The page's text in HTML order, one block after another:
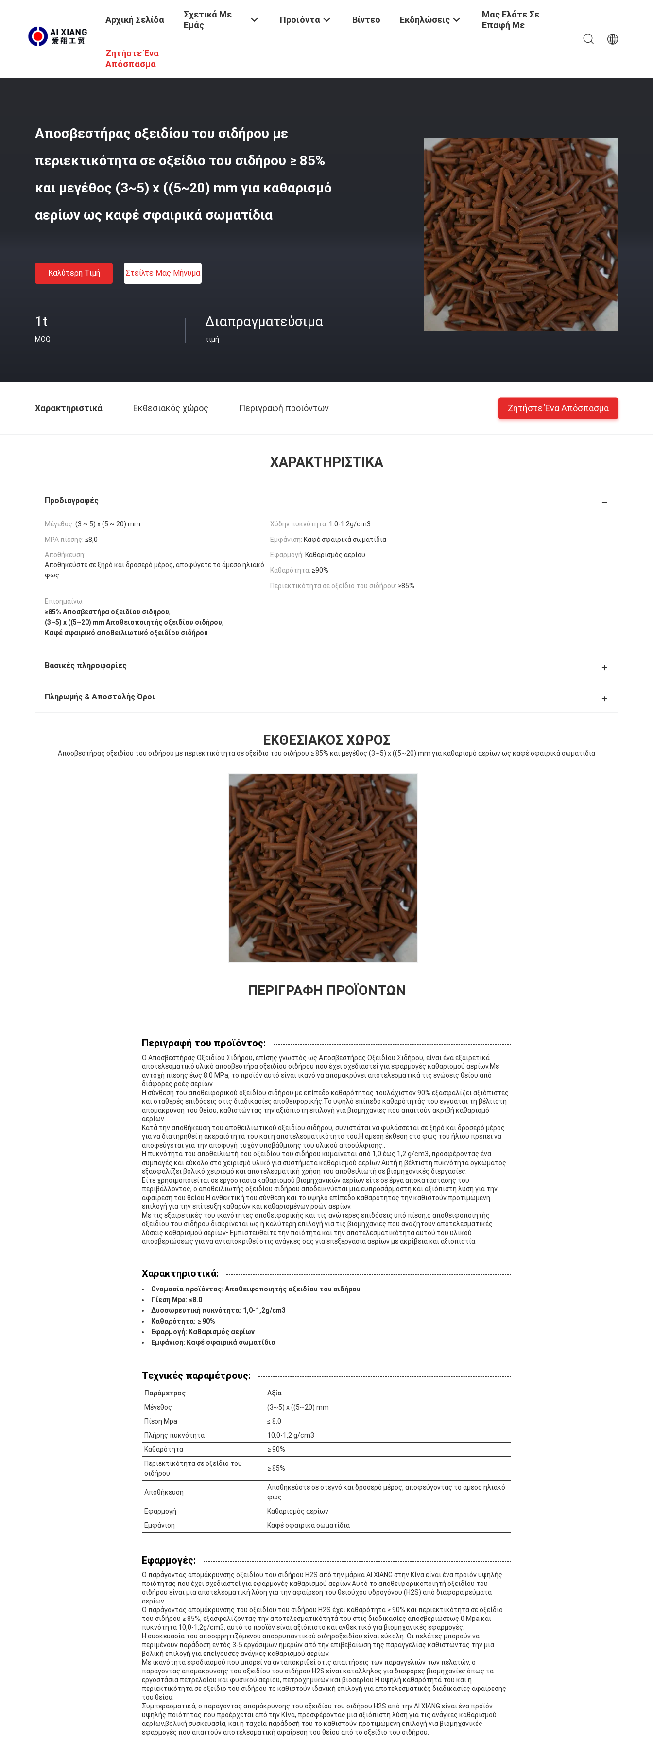
Αρχική Σελίδα
Σχετικά Με
Εμάς
Προϊόντα Βίντεο Εκδηλώσεις
Μας Ελάτε Σε
Επαφή Με
Ζητήστε Ένα
Απόσπασμα
Προϊόντα / Οξείδιο Desulfurizer Σιδήρου
Για Καθαρισμό Αερίων Ως Καφέ Σφαιρικά Σωματίδια
Αποσβεστήρας οξειδίου του σιδήρου με
περιεκτικότητα σε οξείδιο του σιδήρου ≥ 85%
και μεγέθος (3~5) x ((5~20) mm για καθαρισμό
αερίων ως καφέ σφαιρικά σωματίδια
Καλύτερη Τιμή Στείλτε Μας Μήνυμα
1t
MOQ
Διαπραγματεύσιμα
τιμή
Χαρακτηριστικά Εκθεσιακός χώρος Περιγραφή προϊόντων Ζητήστε Ένα Απόσπασμα
ΧΑΡΑΚΤΗΡΙΣΤΙΚΆ
Προδιαγραφές
Μέγεθος: (3 ~ 5) x (5 ~ 20) mm Χύδην πυκνότητα: 1.0-1.2g/cm3
MPA πίεσης: ≤8,0 Εμφάνιση: Καφέ σφαιρικά σωματίδια
Αποθήκευση:
Αποθηκεύστε σε ξηρό και δροσερό μέρος, αποφύγετε το άμεσο ηλιακό
φως
Εφαρμογή: Καθαρισμός αερίου
Καθαρότητα: ≥90%
Περιεκτικότητα σε οξείδιο του σιδήρου: ≥85%
Επισημαίνω:
≥85% Αποσβεστήρα οξειδίου σιδήρου,
(3~5) x ((5~20) mm Αποθειοποιητής οξειδίου σιδήρου,
Καφέ σφαιρικό αποθειλιωτικό οξειδίου σιδήρου
Βασικές πληροφορίες
Πληρωμής & Αποστολής Όροι
ΕΚΘΕΣΙΑΚΌΣ ΧΏΡΟΣ
Αποσβεστήρας οξειδίου του σιδήρου με περιεκτικότητα σε οξείδιο του σιδήρου ≥ 85% και μεγέθος (3~5) x ((5~20) mm για καθαρισμό αερίων ως καφέ σφαιρικά σωματίδια
ΠΕΡΙΓΡΑΦΉ ΠΡΟΪΌΝΤΩΝ
Περιγραφή του προϊόντος:
Ο Αποσβεστήρας Οξειδίου Σιδήρου, επίσης γνωστός ως Αποσβεστήρας Οξειδίου Σιδήρου, είναι ένα εξαιρετικά
αποτελεσματικό υλικό αποσβεστήρα οξειδίου σιδήρου που έχει σχεδιαστεί για εφαρμογές καθαρισμού αερίων.Με
αντοχή πίεσης έως 8.0 MPa, το προϊόν αυτό είναι ικανό να απομακρύνει αποτελεσματικά τις ενώσεις θείου από
διάφορες ροές αερίων.
Η σύνθεση του αποθειφορικού οξειδίου σιδήρου με επίπεδο καθαρότητας τουλάχιστον 90% εξασφαλίζει αξιόπιστες
και σταθερές επιδόσεις στις διαδικασίες αποθειφορικής.Το υψηλό επίπεδο καθαρότητάς του εγγυάται τη βέλτιστη
απομάκρυνση του θείου, καθιστώντας την αξιόπιστη επιλογή για βιομηχανίες που απαιτούν ακριβή καθαρισμό
αερίων.
Κατά την αποθήκευση του αποθειλιωτικού οξειδίου σιδήρου, συνιστάται να φυλάσσεται σε ξηρό και δροσερό μέρος
για να διατηρηθεί η ακεραιότητά του και η αποτελεσματικότητά του.Η άμεση έκθεση στο φως του ήλιου πρέπει να
αποφεύγεται για την αποφυγή τυχόν υποβάθμισης του υλικού αποσύλφισης..
Η πυκνότητα του αποθειλιωτή του οξειδίου του σιδήρου κυμαίνεται από 1,0 έως 1,2 g/cm3, προσφέροντας ένα
συμπαγές και εύκολο στο χειρισμό υλικό για συστήματα καθαρισμού αερίων.Αυτή η βέλτιστη πυκνότητα ογκώματος
εξασφαλίζει βολικό χειρισμό και αποτελεσματική χρήση του αποθειλιωτή σε βιομηχανικές διεργασίες.
Είτε χρησιμοποιείται σε εργοστάσια καθαρισμού βιομηχανικών αερίων είτε σε έργα αποκατάστασης του
περιβάλλοντος, ο αποθειλιωτής οξειδίου σιδήρου αποδεικνύεται μια ευπροσάρμοστη και αξιόπιστη λύση για την
αφαίρεση του θείου.Η ανθεκτική του σύνθεση και το υψηλό επίπεδο καθαρότητας την καθιστούν προτιμώμενη
επιλογή για την επίτευξη καθαρών και καθαρισμένων ροών αερίων.
Με τις εξαιρετικές του ικανότητες αποθειφορικής και τις ανώτερες επιδόσεις υπό πίεση,ο αποθειφοποιητής
οξειδίου του σιδήρου διακρίνεται ως η καλύτερη επιλογή για τις βιομηχανίες που αναζητούν αποτελεσματικές
λύσεις καθαρισμού αερίων• Εμπιστευθείτε την ποιότητα και την αποτελεσματικότητα αυτού του υλικού
αποσβεριώσεως για να ανταποκριθεί στις ανάγκες σας για επεξεργασία αερίων με ακρίβεια και αξιοπιστία.
Χαρακτηριστικά:
Ονομασία προϊόντος: Αποθειφοποιητής οξειδίου του σιδήρου
Πίεση Mpa: ≤8.0
Δυσσωρευτική πυκνότητα: 1,0-1,2g/cm3
Καθαρότητα: ≥ 90%
Εφαρμογή: Καθαρισμός αερίων
Εμφάνιση: Καφέ σφαιρικά σωματίδια
Τεχνικές παραμέτρους:
Παράμετρος
Αξία
Μέγεθος
(3~5) x ((5~20) mm
Πίεση Mpa
≤ 8.0
Πλήρης πυκνότητα
10,0-1,2 g/cm3
Καθαρότητα
≥ 90%
Περιεκτικότητα σε οξείδιο του
σιδήρου
≥ 85%
Αποθήκευση
Αποθηκεύστε σε στεγνό και δροσερό μέρος, αποφεύγοντας το άμεσο ηλιακό
φως
Εφαρμογή
Καθαρισμός αερίων
Εμφάνιση
Καφέ σφαιρικά σωματίδια
Εφαρμογές:
Ο παράγοντας απομάκρυνσης οξειδίου του σιδήρου H2S από την μάρκα AI XIANG στην Κίνα είναι ένα προϊόν υψηλής
ποιότητας που έχει σχεδιαστεί για εφαρμογές καθαρισμού αερίων.Αυτό το αποθειφορικοποιητή οξειδίου του
σιδήρου είναι μια αποτελεσματική λύση για την αφαίρεση του θειούχου υδρογόνου (H2S) από διάφορα ρεύματα
αερίων.
Ο παράγοντας απομάκρυνσης του οξειδίου του σιδήρου H2S έχει καθαρότητα ≥ 90% και περιεκτικότητα σε οξείδιο
του σιδήρου ≥ 85%, εξασφαλίζοντας την αποτελεσματικότητά του στις διαδικασίες αποσβεριώσεως.0 Mpa και
πυκνότητα 10,0-1,2g/cm3, αυτό το προϊόν είναι αξιόπιστο και ανθεκτικό για βιομηχανικές εφαρμογές.
Η συσκευασία του αποσφρητιζόμενου απορρυπαντικού σιδηροξειδίου είναι εύκολη. Οι πελάτες μπορούν να
περιμένουν παράδοση εντός 3-5 εργάσιμων ημερών από την επιβεβαίωση της παραγγελίας.καθιστώντας την μια
βολική επιλογή για επείγουσες ανάγκες καθαρισμού αερίων.
Με ικανότητα εφοδιασμού που μπορεί να ανταποκριθεί στις απαιτήσεις των παραγγελιών των πελατών, ο
παράγοντας απομάκρυνσης του οξειδίου του σιδήρου H2S είναι κατάλληλος για διάφορες βιομηχανίες όπως τα
εργοστάσια πετρελαίου και φυσικού αερίου, πετροχημικών και βιοαερίου.Η υψηλή καθαρότητά του και η
περιεκτικότητα σε οξείδιο του σιδήρου το καθιστούν ιδανική επιλογή για αποτελεσματικές διαδικασίες αφαίρεσης
του θείου.
Συμπερασματικά, ο παράγοντας απομάκρυνσης του οξειδίου του σιδήρου H2S από την AI XIANG είναι ένα προϊόν
υψηλής ποιότητας που προέρχεται από την Κίνα, προσφέροντας μια αξιόπιστη λύση για τις ανάγκες καθαρισμού
αερίων.βολική συσκευασία, και η ταχεία παράδοσή του το καθιστούν προτιμώμενη επιλογή για βιομηχανικές
εφαρμογές που απαιτούν αποτελεσματική αφαίρεση του θείου από το οξείδιο του σιδήρου.